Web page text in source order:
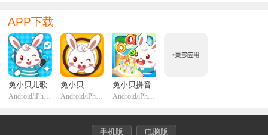
APP下载
兔小贝儿歌
兔小贝
兔小贝拼音
手机版 电脑版